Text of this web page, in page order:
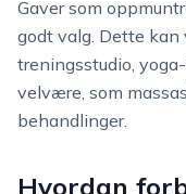
Gaver som
godt valg. Dette
treningsstudio,
velvære, som
behandlinger.
Hvordan